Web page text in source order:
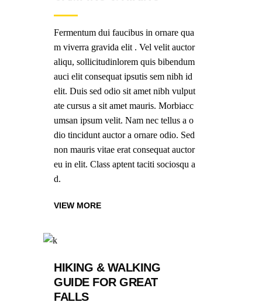
Fermentum dui faucibus in ornare qua
m viverra gravida elit . Vel velit auctor
aliqu, sollicitudinlorem quis bibendum
auci elit consequat ipsutis sem nibh id
elit. Duis sed odio sit amet nibh vulput
ate cursus a sit amet mauris. Morbiacc
umsan ipsum velit. Nam nec tellus a o
dio tincidunt auctor a ornare odio. Sed
non mauris vitae erat consequat auctor
eu in elit. Class aptent taciti sociosqu a
d.
VIEW MORE
HIKING & WALKING
GUIDE FOR GREAT
FALLS